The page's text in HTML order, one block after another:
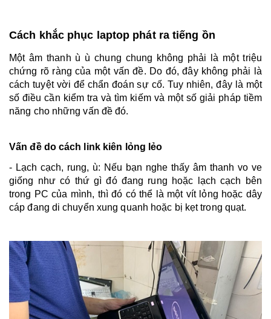
Cách khắc phục laptop phát ra tiếng ồn
Một âm thanh ù ù chung chung không phải là một triệu
chứng rõ ràng của một vấn đề. Do đó, đây không phải là
cách tuyệt vời để chẩn đoán sự cố. Tuy nhiên, đây là một
số điều cần kiểm tra và tìm kiếm và một số giải pháp tiềm
năng cho những vấn đề đó.
Vấn đề do cách link kiên lỏng lẻo
- Lạch cạch, rung, ù: Nếu bạn nghe thấy âm thanh vo ve
giống như có thứ gì đó đang rung hoặc lạch cạch bên
trong PC của mình, thì đó có thể là một vít lỏng hoặc dây
cáp đang di chuyển xung quanh hoặc bị kẹt trong quạt.